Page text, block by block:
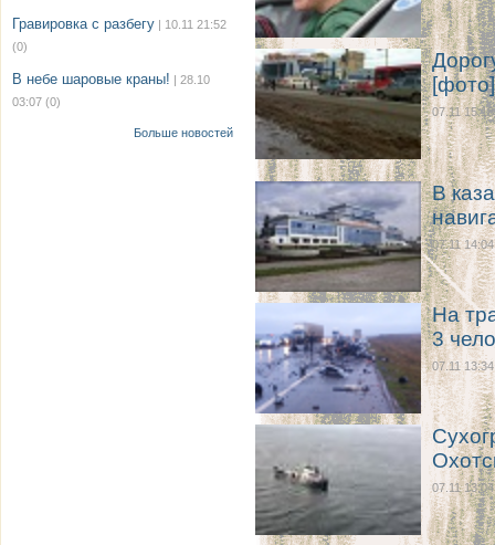
Гравировка с разбегу | 10.11 21:52
(0)
В небе шаровые краны! | 28.10
03:07 (0)
Больше новостей
[фото]
07.11 15:18
В
07.11 14:04
На
3
07.11 13:34
07.11 13:04